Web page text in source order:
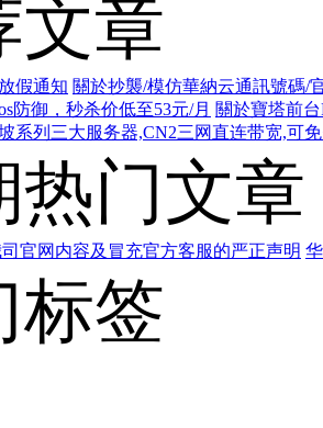
文章
假通知 關於抄襲/模仿華納云通訊號碼/
防御，秒杀价低至53元/月 關於寶塔前
系列三大服务器,CN2三网直连带宽,可
热门文章
官网内容及冒充官方客服的严正声明
标签